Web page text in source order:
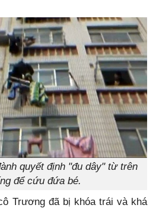
quyết định "đu dây" từ trên
để cứu đứa bé.
Trương đã bị khóa trái và khá